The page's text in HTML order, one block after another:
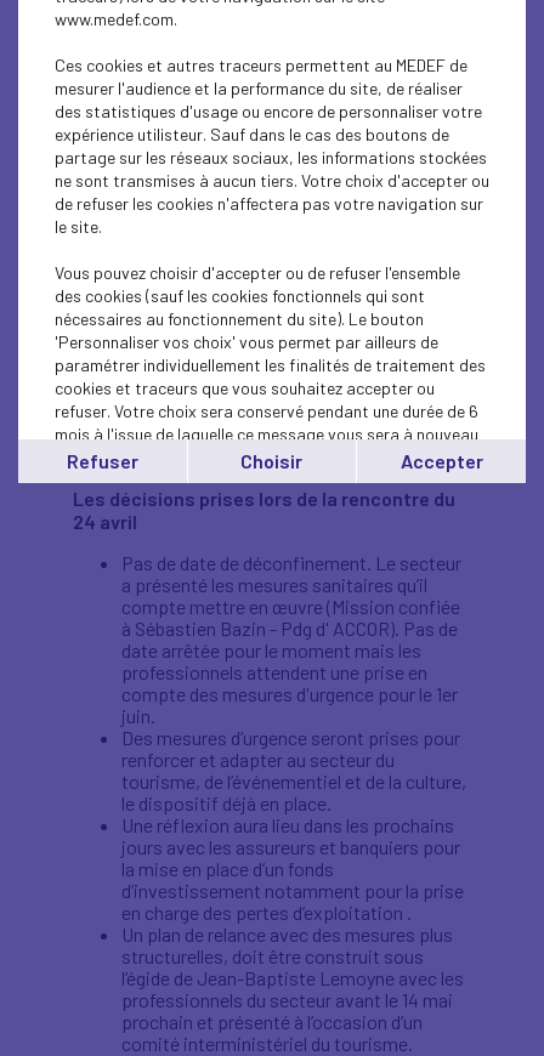
redevances d’occupation du domaine public dus
fermeture administrative, sont autant de
mesures qui étaient très attendues.
Mais cela ne sera pas suffisant pour sauver et
pérenniser ce secteur essentiel de l’économie
française qui fait aujourd’hui face à des
difficultés sans précédent et qui, faute de
calendrier de reprise d’activité, est dans une
veille de la saison d’été cruciale pour toutes les
entreprises (de l’hôtellerie, de la restauration, de
l’évènementiel, du spectacle…) Il faut absolument
leur donner un horizon de reprise effective le plus
rapproché possible. Nous devons retrouver une
vie économique, retrouver une vie sociale, et
travailler avec l’ensemble des secteurs
économiques à la préparation d’un plan de
relance.
Les décisions prises lors de la rencontre du
24 avril
Pas de date de déconfinement. Le secteur
a présenté les mesures sanitaires qu’il
compte mettre en œuvre (Mission confiée
à Sébastien Bazin - Pdg d' ACCOR). Pas de
date arrêtée pour le moment mais les
professionnels attendent une prise en
compte des mesures d'urgence pour le 1er
juin.
Des mesures d’urgence seront prises pour
renforcer et adapter au secteur du
tourisme, de l’événementiel et de la culture,
le dispositif déjà en place.
Une réflexion aura lieu dans les prochains
jours avec les assureurs et banquiers pour
la mise en place d’un fonds
d’investissement notamment pour la prise
en charge des pertes d’exploitation .
Un plan de relance avec des mesures plus
structurelles, doit être construit sous
l’égide de Jean-Baptiste Lemoyne avec les
professionnels du secteur avant le 14 mai
prochain et présenté à l’occasion d’un
comité interministériel du tourisme.
www.medef.com.
Ces cookies et autres traceurs permettent au MEDEF de
mesurer l'audience et la performance du site, de réaliser
des statistiques d'usage ou encore de personnaliser votre
expérience utilisteur. Sauf dans le cas des boutons de
partage sur les réseaux sociaux, les informations stockées
ne sont transmises à aucun tiers. Votre choix d'accepter ou
de refuser les cookies n'affectera pas votre navigation sur
le site.
Vous pouvez choisir d'accepter ou de refuser l'ensemble
des cookies (sauf les cookies fonctionnels qui sont
nécessaires au fonctionnement du site). Le bouton
'Personnaliser vos choix' vous permet par ailleurs de
paramétrer individuellement les finalités de traitement des
cookies et traceurs que vous souhaitez accepter ou
refuser. Votre choix sera conservé pendant une durée de 6
mois à l'issue de laquelle ce message vous sera à nouveau
affiché..
Vous pouvez modifier votre choix à tout moment en
cliquant sur le lien'cookies'en bas de page.
Refuser Choisir Accepter